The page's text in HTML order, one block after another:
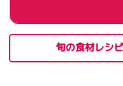
旬の食材レシ